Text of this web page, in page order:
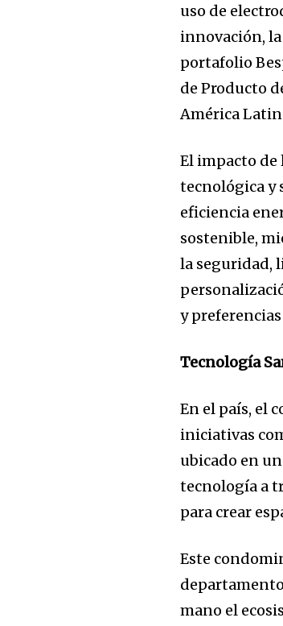
Join our
of the
To subscribe,
uso de
innovación,
portafolio
de Producto
América
El impacto de
tecnológica y
eficiencia
sostenible,
la seguridad,
y
Tecnología
En el país, el
iniciativas
ubicado en
tecnología a
para crear
Este
mano el